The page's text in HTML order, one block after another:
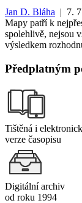
Jan D. Bláha | 7.
Mapy patří k
spolehlivě, nejsou
výsledkem
Předplatným
Tištěná i
verze časopisu
Digitální archiv
od roku 1994